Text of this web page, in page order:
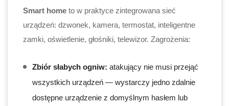
Smart home to w praktyce zintegrowana sieć
urządzeń: dzwonek, kamera, termostat, inteligentne
zamki, oświetlenie, głośniki, telewizor. Zagrożenia:
Zbiór słabych ogniw: atakujący nie musi przejąć
wszystkich urządzeń — wystarczy jedno zdalnie
dostępne urządzenie z domyślnym hasłem lub